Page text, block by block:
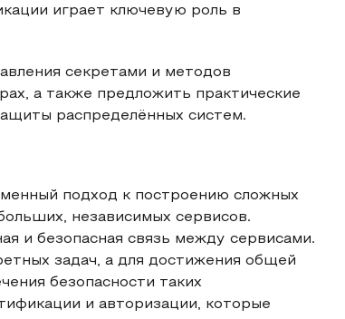
играет ключевую роль в
секретами и методов
а также предложить практические
распределённых систем.
подход к построению сложных
независимых сервисов.
и безопасная связь между сервисами.
задач, а для достижения общей
безопасности таких
и авторизации, которые